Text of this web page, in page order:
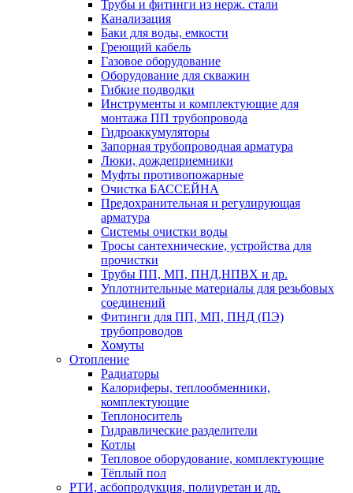
Трубы и фитинги из нерж. стали
Канализация
Баки для воды, емкости
Греющий кабель
Газовое оборудование
Оборудование для скважин
Гибкие подводки
Инструменты и комплектующие для
монтажа ПП трубопровода
Гидроаккумуляторы
Запорная трубопроводная арматура
Люки, дождеприемники
Муфты противопожарные
Очистка БАССЕЙНА
Предохранительная и регулирующая
арматура
Системы очистки воды
Тросы сантехнические, устройства для
прочистки
Трубы ПП, МП, ПНД,НПВХ и др.
Уплотнительные материалы для резьбовых
соединений
Фитинги для ПП, МП, ПНД (ПЭ)
трубопроводов
Хомуты
Отопление
Радиаторы
Калориферы, теплообменники,
комплектующие
Теплоноситель
Гидравлические разделители
Котлы
Тепловое оборудование, комплектующие
Тёплый пол
РТИ, асбопродукция, полиуретан и др.